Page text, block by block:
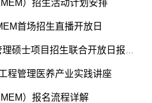
）招生活动计划安排
首场招生直播开放日
程管理医养产业实践讲座
）报名流程详解